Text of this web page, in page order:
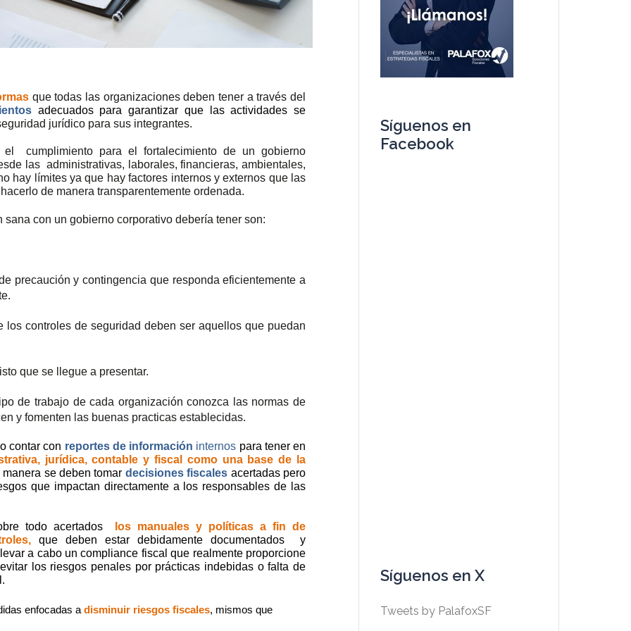
que todas las organizaciones deben tener a través del
adecuados para garantizar que las actividades se
jurídico para sus integrantes.
el
cumplimiento para el fortalecimiento de un gobierno
las administrativas, laborales, financieras, ambientales,
hay límites ya que hay factores internos y externos que las
de manera transparentemente ordenada.
sana con un gobierno corporativo debería tener son:
precaución y contingencia que responda eficientemente a
los controles de seguridad deben ser aquellos que puedan
que se llegue a presentar.
de trabajo de cada organización conozca las normas de
y fomenten las buenas practicas establecidas.
contar con reportes de información internos para tener en
jurídica, contable y fiscal como una base de la
se deben tomar decisiones fiscales acertadas pero
que impactan directamente a los responsables de las
todo acertados
los manuales y políticas a fin de
que deben estar debidamente documentados
y
a cabo un compliance fiscal que realmente proporcione
los riesgos penales por prácticas indebidas o falta de
enfocadas a disminuir riesgos fiscales, mismos que
Síguenos en
Facebook
Síguenos en X
Tweets by PalafoxSF